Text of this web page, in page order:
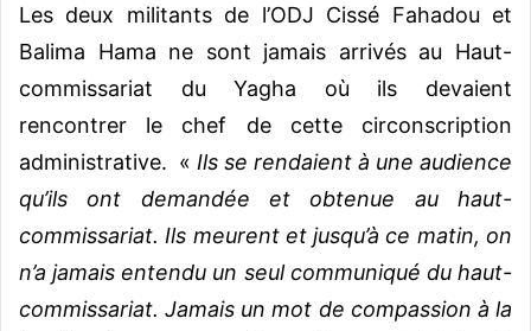
Les deux militants de l’ODJ Cissé Fahadou et
Balima Hama ne sont jamais arrivés au Haut-
commissariat du Yagha où ils devaient
rencontrer le chef de cette circonscription
administrative. « Ils se rendaient à une audience
qu’ils ont demandée et obtenue au haut-
commissariat. Ils meurent et jusqu’à ce matin, on
n’a jamais entendu un seul communiqué du haut-
commissariat. Jamais un mot de compassion à la